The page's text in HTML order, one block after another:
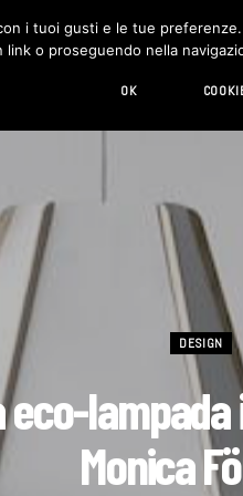
LIVING HI-
DESIGN
lampada
Monica
i tuoi gusti e le tue
link o proseguendo nella
OK